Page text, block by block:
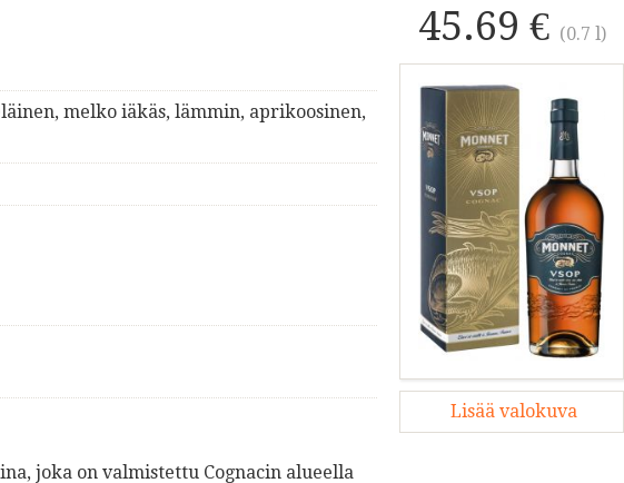
45.69 € (0.7 l)
Lisää valokuva
melko iäkäs, lämmin, aprikoosinen,
joka on valmistettu Cognacin alueella